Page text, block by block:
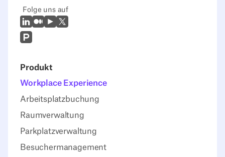
Folge uns auf
LinkedIn
MittelYoutubeX (Twitter)
Prodcut Hunt
Produkt
Workplace Experience
Arbeitsplatzbuchung
Raumverwaltung
Parkplatzverwaltung
Besuchermanagement